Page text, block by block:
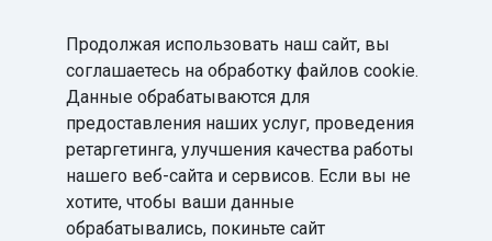
Автоматизацияchevron_right
Маркировкаchevron_right
Поддержкаchevron_right
База знанийchevron_right
Продолжая использовать наш сайт, вы
соглашаетесь на обработку файлов cookie.
Данные обрабатываются для
предоставления наших услуг, проведения
ретаргетинга, улучшения качества работы
нашего веб-сайта и сервисов. Если вы не
хотите, чтобы ваши данные
обрабатывались, покиньте сайт